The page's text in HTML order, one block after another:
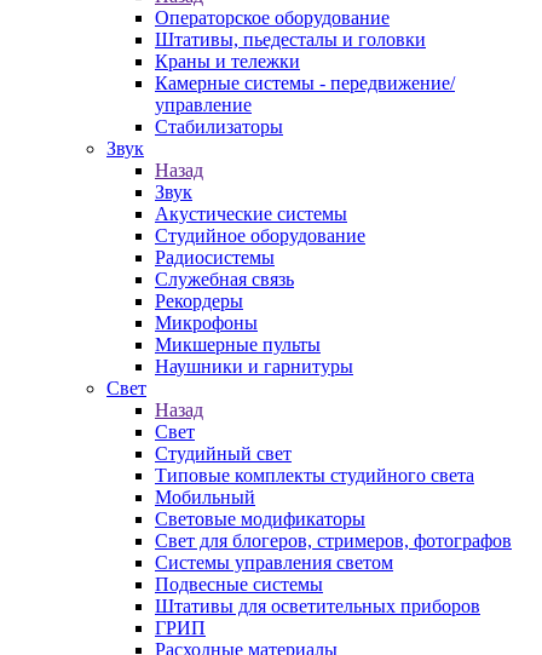
Операторское оборудование
Штативы, пьедесталы и головки
Краны и тележки
Камерные системы - передвижение/
управление
Стабилизаторы
Звук
Назад
Звук
Акустические системы
Студийное оборудование
Радиосистемы
Служебная связь
Рекордеры
Микрофоны
Микшерные пульты
Наушники и гарнитуры
Свет
Назад
Свет
Студийный свет
Типовые комплекты студийного света
Мобильный
Световые модификаторы
Свет для блогеров, стримеров, фотографов
Системы управления светом
Подвесные системы
Штативы для осветительных приборов
ГРИП
Расходные материалы